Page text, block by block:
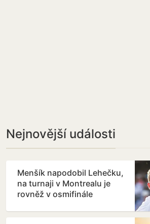
Nejnovější události
Menšík napodobil Lehečku,
na turnaji v Montrealu je
rovněž v osmifinále